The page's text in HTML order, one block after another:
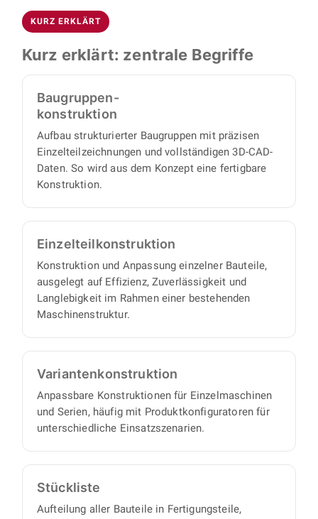
Blechkonstruktion, Stücklisten und
Zeichnungen, durchgängig von der ersten Idee
bis zu fertigungsreifen Unterlagen.
Branchen: Vakuumtechnik, Lasertechnik,
Reinraumanwendungen und
Tieftemperatur-/Kryotechnik. Ergänzend
konstruieren wir für Sondermaschinenbau,
Handhabungstechnik.
KURZ ERKLÄRT
Kurz erklärt: zentrale Begriffe
Baugruppen-
konstruktion
Aufbau strukturierter Baugruppen mit präzisen
Einzelteilzeichnungen und vollständigen 3D-CAD-
Daten. So wird aus dem Konzept eine fertigbare
Konstruktion.
Einzelteil­konstruktion
Konstruktion und Anpassung einzelner Bauteile,
ausgelegt auf Effizienz, Zuverlässigkeit und
Langlebigkeit im Rahmen einer bestehenden
Maschinenstruktur.
Varianten­konstruktion
Anpassbare Konstruktionen für Einzelmaschinen
und Serien, häufig mit Produktkonfiguratoren für
unterschiedliche Einsatzszenarien.
Stückliste
Aufteilung aller Bauteile in Fertigungsteile,